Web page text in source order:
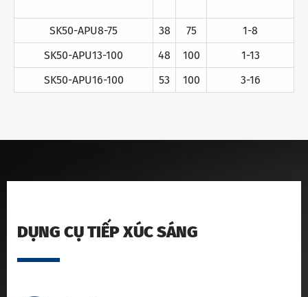
SK50-APU8-75 38 75
1-8
SK50-APU13-100
48 100
1-13
SK50-APU16-100
53 100 3-16
DỤNG CỤ TIẾP XÚC SÁNG